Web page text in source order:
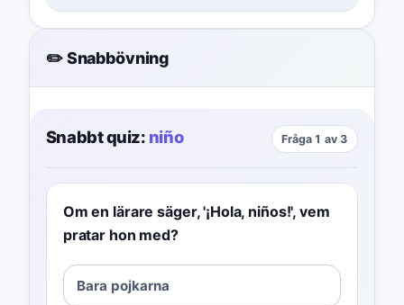
✏️ Snabbövning
Snabbt quiz: niño Fråga 1 av 3
Om en lärare säger, '¡Hola, niños!', vem
pratar hon med?
Bara pojkarna